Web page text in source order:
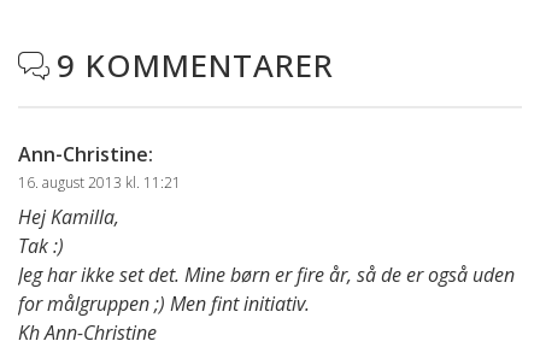
 9 KOMMENTARER
Ann-Christine:
16. august 2013 kl. 11:21
Hej Kamilla,
Tak :)
Jeg har ikke set det. Mine børn er fire år, så de er også uden
for målgruppen ;) Men fint initiativ.
Kh Ann-Christine